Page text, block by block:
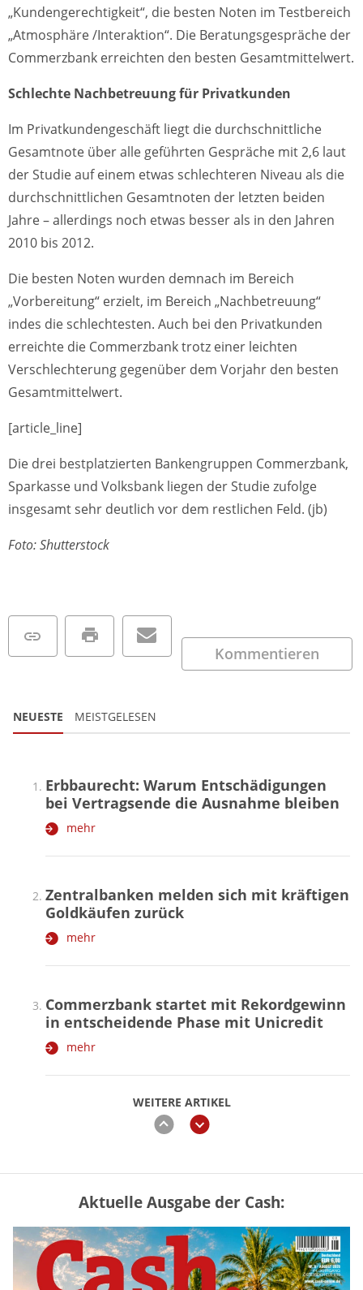
„Kundengerechtigkeit“, die besten Noten im Testbereich
„Atmosphäre /Interaktion“. Die Beratungsgespräche der
Commerzbank erreichten den besten Gesamtmittelwert.
Schlechte Nachbetreuung für Privatkunden
Im Privatkundengeschäft liegt die durchschnittliche
Gesamtnote über alle geführten Gespräche mit 2,6 laut
der Studie auf einem etwas schlechteren Niveau als die
durchschnittlichen Gesamtnoten der letzten beiden
Jahre – allerdings noch etwas besser als in den Jahren
2010 bis 2012.
Die besten Noten wurden demnach im Bereich
„Vorbereitung“ erzielt, im Bereich „Nachbetreuung“
indes die schlechtesten. Auch bei den Privatkunden
erreichte die Commerzbank trotz einer leichten
Verschlechterung gegenüber dem Vorjahr den besten
Gesamtmittelwert.
[article_line]
Die drei bestplatzierten Bankengruppen Commerzbank,
Sparkasse und Volksbank liegen der Studie zufolge
insgesamt sehr deutlich vor dem restlichen Feld. (jb)
Foto: Shutterstock
Kommentieren
NEUESTE MEISTGELESEN
WEITERE ARTIKEL
zurückweiter
Erbbaurecht: Warum Entschädigungen
bei Vertragsende die Ausnahme bleiben
mehr
Zentralbanken melden sich mit kräftigen
Goldkäufen zurück
mehr
Commerzbank startet mit Rekordgewinn
in entscheidende Phase mit Unicredit
mehr
„Jung kauft Alt“ 2026: Neue Förderung im
Überblick – Tabelle mit Kreditbeträgen
und Einkommensgrenzen
mehr
Aktuelle Ausgabe der Cash: